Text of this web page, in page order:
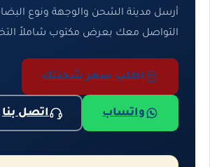
أرسل مدينة الشحن والوجهة ونوع
التواصل معك بعرض مكتوب شاملاً
اطلب سعر شحنتك
واتساب اتصل بنا